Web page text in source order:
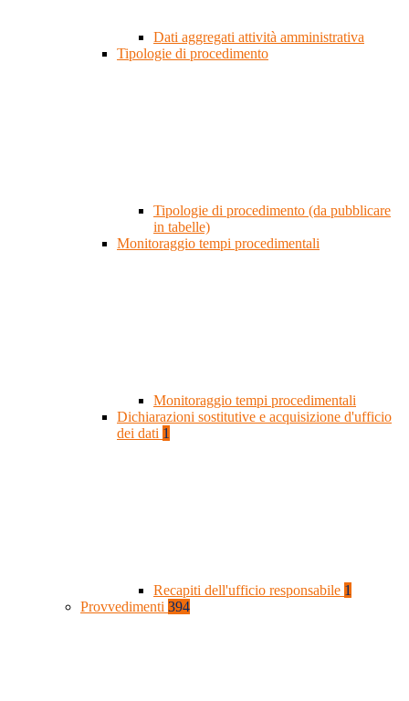
Dati aggregati attività amministrativa
Tipologie di procedimento
Tipologie di procedimento (da pubblicare
in tabelle)
Monitoraggio tempi procedimentali
Monitoraggio tempi procedimentali
Dichiarazioni sostitutive e acquisizione d'ufficio
dei dati 1
Recapiti dell'ufficio responsabile 1
Provvedimenti 394